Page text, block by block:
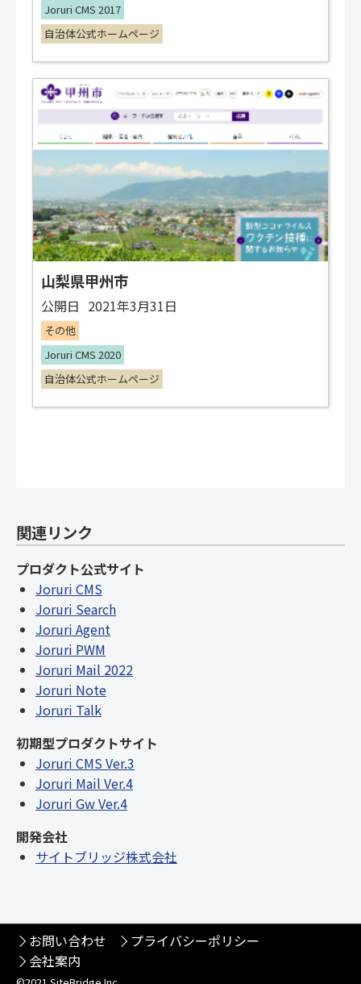
Joruri CMS 2017
自治体公式ホームページ
山梨県甲州市
公開日 2021年3月31日
その他
Joruri CMS 2020
自治体公式ホームページ
関連リンク
プロダクト公式サイト
Joruri CMS
Joruri Search
Joruri Agent
Joruri PWM
Joruri Mail 2022
Joruri Note
Joruri Talk
初期型プロダクトサイト
Joruri CMS Ver.3
Joruri Mail Ver.4
Joruri Gw Ver.4
開発会社
サイトブリッジ株式会社
お問い合わせ
プライバシーポリシー
会社案内